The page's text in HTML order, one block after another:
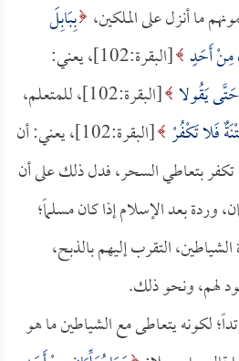
بِبَابِلَ
مِنْ أَحَدٍ
[البقرة:102]، يعني:
حَتَّى يَقُولا
[البقرة:102]، للمتعلم،
فَلا تَكْفُرْ
[البقرة:102]، يعني: أن
تكفر بتعاطي السحر، فدل ذلك على أن
وردة بعد الإسلام إذا كان مسلماً؛
الشياطين، التقرب إليهم بالذبح،
لهم، ونحو ذلك.
لكونه يتعاطى مع الشياطين ما هو